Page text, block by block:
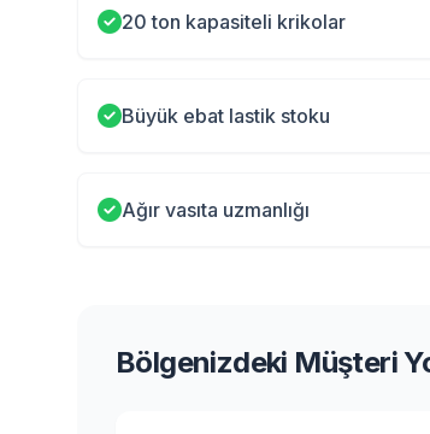
20 ton kapasiteli krikolar
Büyük ebat lastik stoku
Ağır vasıta uzmanlığı
Bölgenizdeki Müşteri